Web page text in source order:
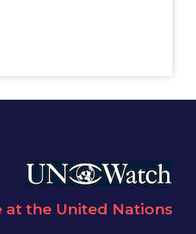
at the United Nations